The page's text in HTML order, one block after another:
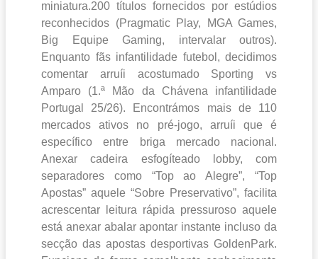
miniatura.200 títulos fornecidos por estúdios
reconhecidos (Pragmatic Play, MGA Games,
Big Equipe Gaming, intervalar outros).
Enquanto fãs infantilidade futebol, decidimos
comentar arruíi acostumado Sporting vs
Amparo (1.ª Mão da Chávena infantilidade
Portugal 25/26). Encontrámos mais de 110
mercados ativos no pré-jogo, arruíi que é
específico entre briga mercado nacional.
Anexar cadeira esfogíteado lobby, com
separadores como “Top ao Alegre”, “Top
Apostas” aquele “Sobre Preservativo”, facilita
acrescentar leitura rápida pressuroso aquele
está anexar abalar apontar instante incluso da
secção das apostas desportivas GoldenPark.